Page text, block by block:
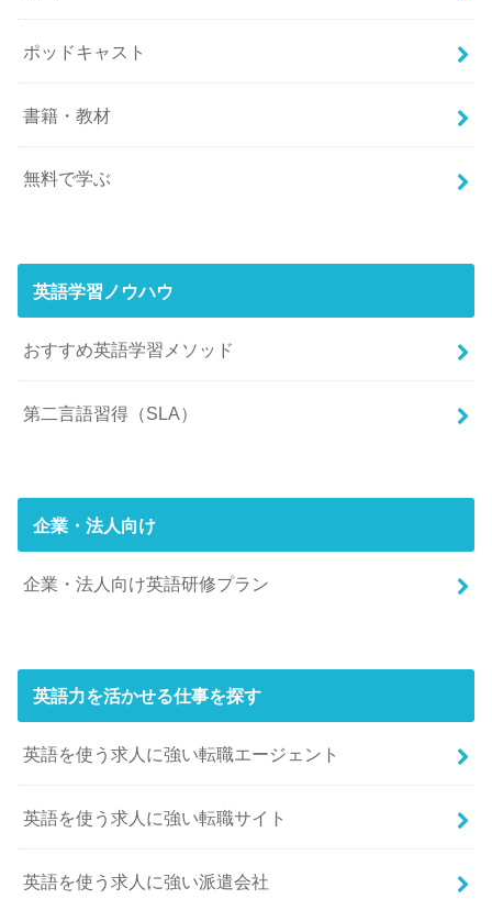
ポッドキャスト
書籍・教材
無料で学ぶ
英語学習ノウハウ
おすすめ英語学習メソッド
第二言語習得（SLA）
企業・法人向け
企業・法人向け英語研修プラン
英語力を活かせる仕事を探す
英語を使う求人に強い転職エージェント
英語を使う求人に強い転職サイト
英語を使う求人に強い派遣会社